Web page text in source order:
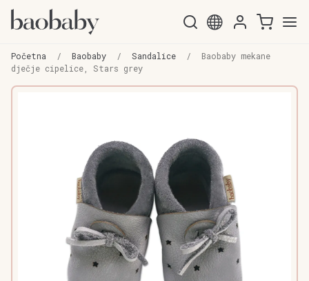
na
navigaciju
do
sadržaja
Početna / Baobaby / Sandalice /
Baobaby mekane
dječje cipelice, Stars grey